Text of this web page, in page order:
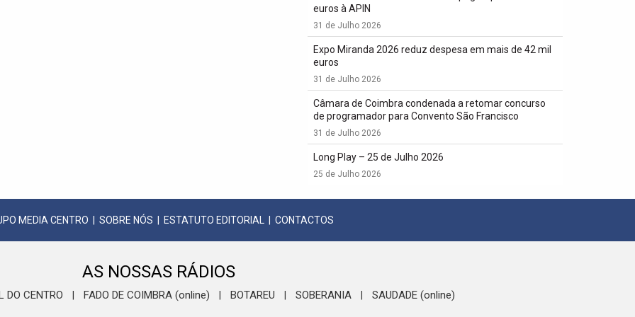
euros à APIN
31 de Julho 2026
Expo Miranda 2026 reduz despesa em mais de 42 mil
euros
31 de Julho 2026
Câmara de Coimbra condenada a retomar concurso
de programador para Convento São Francisco
31 de Julho 2026
Long Play – 25 de Julho 2026
25 de Julho 2026
MEDIA CENTRO SOBRE NÓS ESTATUTO EDITORIAL CONTACTOS
AS NOSSAS RÁDIOS
DO CENTRO FADO DE COIMBRA (online) BOTAREU SOBERANIA SAUDADE (online)